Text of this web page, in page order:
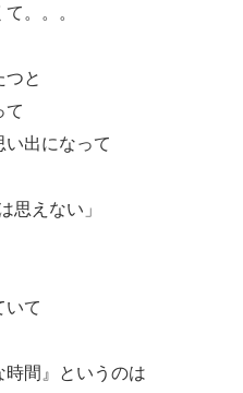
。。。
つと
て
出になって
思えない」
いて
間』というのは